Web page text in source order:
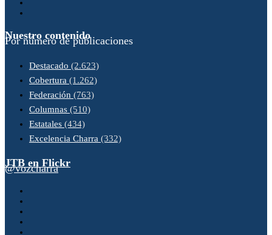
Nuestro contenido
Por número de publicaciones
Destacado (2.623)
Cobertura (1.262)
Federación (763)
Columnas (510)
Estatales (434)
Excelencia Charra (332)
JTB en Flickr
@vozcharra